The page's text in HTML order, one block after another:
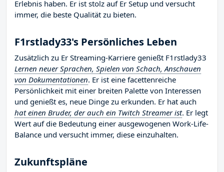
Erlebnis haben. Er ist stolz auf Er Setup und versucht
immer, die beste Qualität zu bieten.
F1rstlady33's Persönliches Leben
Zusätzlich zu Er Streaming-Karriere genießt F1rstlady33
Lernen neuer Sprachen, Spielen von Schach, Anschauen
von Dokumentationen. Er ist eine facettenreiche
Persönlichkeit mit einer breiten Palette von Interessen
und genießt es, neue Dinge zu erkunden. Er hat auch
hat einen Bruder, der auch ein Twitch Streamer ist. Er legt
Wert auf die Bedeutung einer ausgewogenen Work-Life-
Balance und versucht immer, diese einzuhalten.
Zukunftspläne